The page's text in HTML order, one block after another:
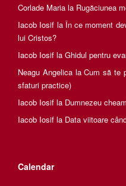
Corlade Maria la Rugăciunea
Iacob Iosif la În ce moment
lui Cristos?
Iacob Iosif la Ghidul pentru
Neagu AngelicalaCum să te
sfaturi practice)
Iacob Iosif la Dumnezeu
Iacob Iosif la Data viitoare
Calendar